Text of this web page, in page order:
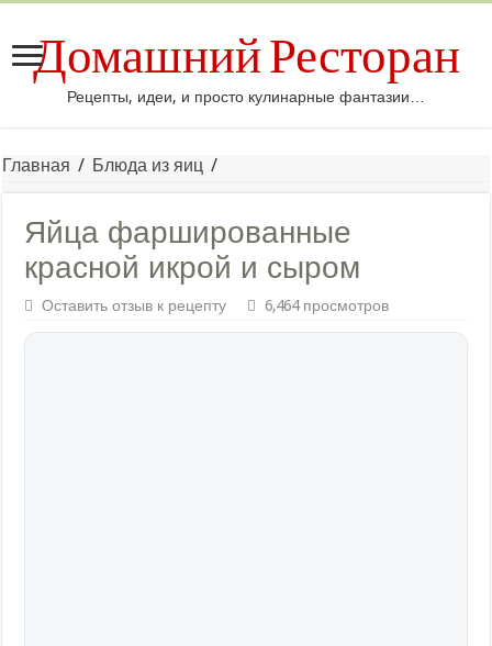
Домашний Ресторан
Рецепты, идеи, и просто кулинарные фантазии…
Главная / Блюда из яиц /
Яйца фаршированные
красной икрой и сыром
Оставить отзыв к рецепту 6,464 просмотров